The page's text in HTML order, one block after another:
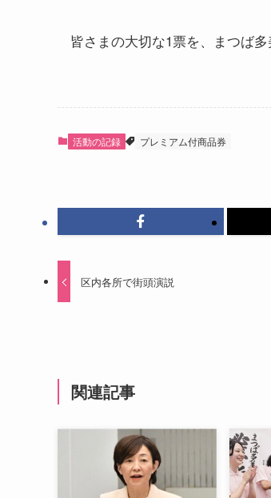
皆さまの大切な1票を、まつば
活動の記録 プレミアム付商品券
区内各所で街頭演説
関連記事